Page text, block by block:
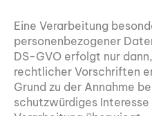
Eine Verarbeitung
personenbezogener
DS-GVO erfolgt nur
rechtlicher Vorschriften
Grund zu der Annahme
schutzwürdiges